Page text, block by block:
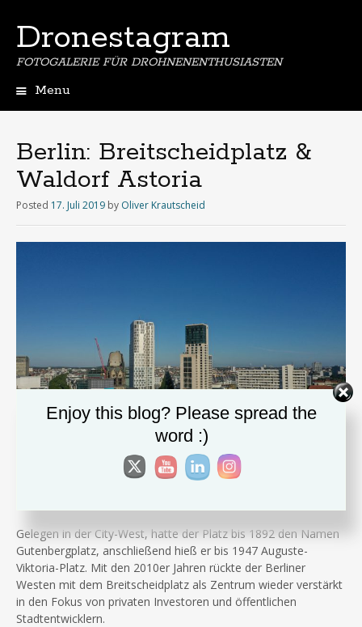
Dronestagram
FOTOGALERIE FÜR DROHNENENTHUSIASTEN
Menu
Berlin: Breitscheidplatz &
Waldorf Astoria
Posted 17. Juli 2019 by Oliver Krautscheid
Mit der Weltkriegsruine der Kaiser-Wilhelm-Gedächtniskirche
Gelegen in der City-West, hatte der Platz bis 1892 den Namen
Gutenbergplatz, anschließend hieß er bis 1947 Auguste-
Viktoria-Platz. Mit den 2010er Jahren rückte der Berliner
Westen mit dem Breitscheidplatz als Zentrum wieder verstärkt
in den Fokus von privaten Investoren und öffentlichen
Stadtentwicklern.
Enjoy this blog? Please spread the
word :)